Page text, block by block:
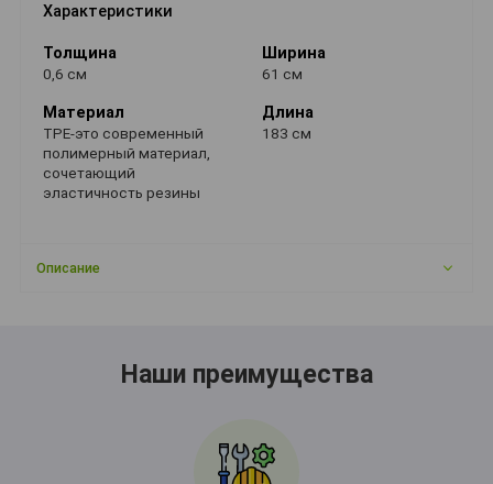
Характеристики
Толщина
0,6 см
Материал
ТРЕ-это современный
полимерный материал,
сочетающий
эластичность резины
Ширина
61 см
Длина
183 см
Описание
Наши преимущества